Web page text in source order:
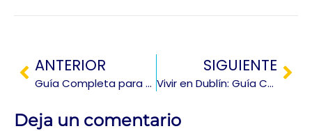
ANTERIOR
Guía Completa para Estudiar en Canadá para Mexicanos: Requisitos, Becas y Visas
SIGUIENTE
Vivir en Dublín: Guía Completa para Mudarte a la Capital de Irlanda
Deja un comentario